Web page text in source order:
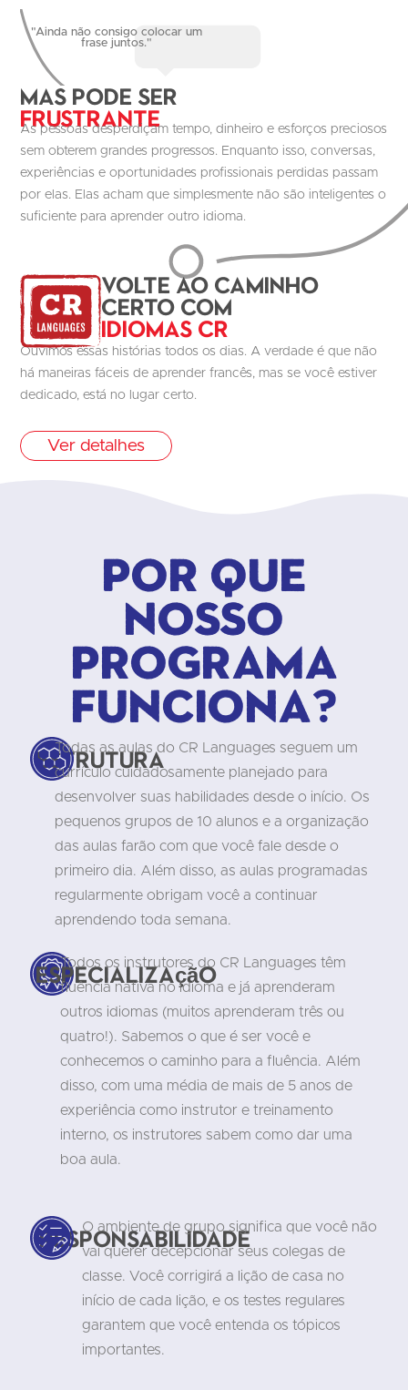
"Ainda não consigo colocar um
frase juntos."
Mas pode ser
Frustrante
As pessoas desperdiçam tempo, dinheiro e esforços preciosos
sem obterem grandes progressos. Enquanto isso, conversas,
experiências e oportunidades profissionais perdidas passam
por elas. Elas acham que simplesmente não são inteligentes o
suficiente para aprender outro idioma.
volte ao caminho
certo com
Idiomas CR
Ouvimos essas histórias todos os dias. A verdade é que não
há maneiras fáceis de aprender francês, mas se você estiver
dedicado, está no lugar certo.
Ver detalhes
Por que
nosso
programa
funciona?
Estrutura
Todas as aulas do CR Languages seguem um
currículo cuidadosamente planejado para
desenvolver suas habilidades desde o início. Os
pequenos grupos de 10 alunos e a organização
das aulas farão com que você fale desde o
primeiro dia. Além disso, as aulas programadas
regularmente obrigam você a continuar
aprendendo toda semana.
Especialização
Todos os instrutores do CR Languages têm
fluência nativa no idioma e já aprenderam
outros idiomas (muitos aprenderam três ou
quatro!). Sabemos o que é ser você e
conhecemos o caminho para a fluência. Além
disso, com uma média de mais de 5 anos de
experiência como instrutor e treinamento
interno, os instrutores sabem como dar uma
boa aula.
Responsabilidade
O ambiente de grupo significa que você não
vai querer decepcionar seus colegas de
classe. Você corrigirá a lição de casa no
início de cada lição, e os testes regulares
garantem que você entenda os tópicos
importantes.